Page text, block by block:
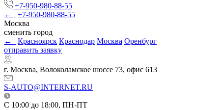
+7-950-980-88-55
←
+7-950-980-88-55
Москва
сменить город
←
Красноярск Краснодар Москва Оренбург
отправить заявку
г. Москва, Волоколамское шоссе 73, офис 613
S-AUTO@INTERNET.RU
C 10:00 до 18:00, ПН-ПТ